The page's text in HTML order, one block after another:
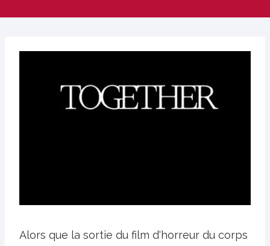
Alors que la sortie du film d'horreur du corps